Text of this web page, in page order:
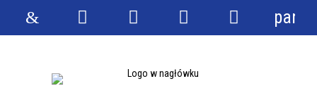
StronaWyszukiwarka
Narzędzia
Menu Menu
panel